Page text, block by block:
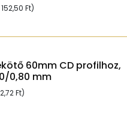
152,50 Ft)
60mm CD profilhoz,
0,80 mm
Ft)